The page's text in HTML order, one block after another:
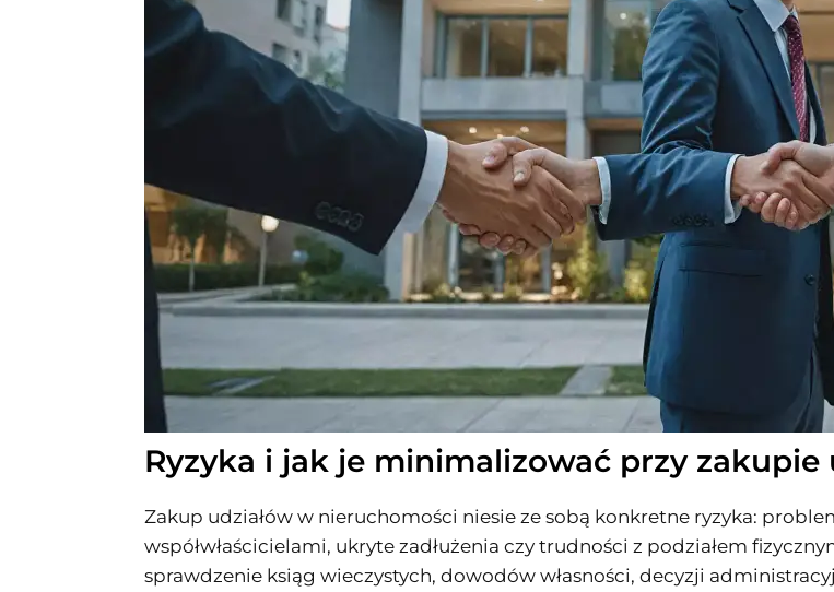
Ryzyka i jak je minimalizować przy zakupie
Zakup udziałów w nieruchomości niesie ze sobą konkretne ryzyka:
współwłaścicielami, ukryte zadłużenia czy trudności z podziałem
sprawdzenie ksiąg wieczystych, dowodów własności, decyzji